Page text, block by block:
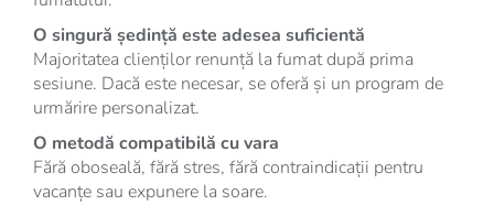
O singură ședință este adesea suficientă
Majoritatea clienților renunță la fumat după prima
sesiune. Dacă este necesar, se oferă și un program de
urmărire personalizat.
O metodă compatibilă cu vara
Fără oboseală, fără stres, fără contraindicații pentru
vacanțe sau expunere la soare.